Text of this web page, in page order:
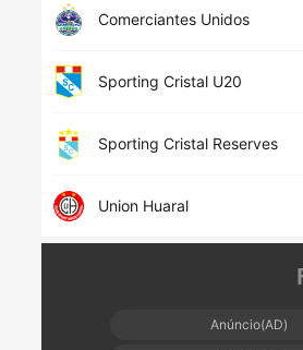
Comerciantes Unidos
Sporting Cristal U20
Sporting Cristal Reserves
Union Huaral
Anúncio(AD)